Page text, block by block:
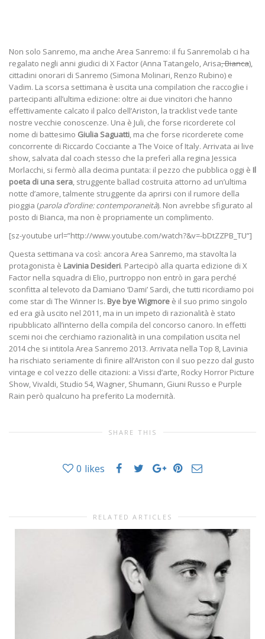
Non solo Sanremo, ma anche Area Sanremo: il fu Sanremolab ci ha
regalato negli anni giudici di X Factor (Anna Tatangelo, Arisa, Bianca),
cittadini onorari di Sanremo (Simona Molinari, Renzo Rubino) e
Vadim. La scorsa settimana è uscita una compilation che raccoglie i
partecipanti all’ultima edizione: oltre ai due vincitori che hanno
effettivamente calcato il palco dell’Ariston, la tracklist vede tante
nostre vecchie conoscenze. Una è Juli, che forse ricorderete col
nome di battesimo Giulia Saguatti, ma che forse ricorderete come
concorrente di Riccardo Cocciante a The Voice of Italy. Arrivata ai live
show, salvata dal coach stesso che la preferì alla regina Jessica
Morlacchi, si fermò alla decima puntata: il pezzo che pubblica oggi è Il
poeta di una sera, struggente ballad costruita attorno ad un’ultima
notte d’amore, talmente struggente da aprirsi con il rumore della
pioggia (parola d’ordine: contemporaneità). Non avrebbe sfigurato al
posto di Bianca, ma non è propriamente un complimento.
[sz-youtube url=”http://www.youtube.com/watch?&v=-bDtZZPB_TU”]
Questa settimana va così: ancora Area Sanremo, ma stavolta la
protagonista è Lavinia Desideri. Partecipò alla quarta edizione di X
Factor nella squadra di Elio, purtroppo non entrò in gara perché
sconfitta al televoto da Damiano ‘Dami’ Sardi, che tutti ricordiamo poi
come star di The Winner Is. Bye bye Wigmore è il suo primo singolo
ed era già uscito nel 2011, ma in un impeto di razionalità è stato
ripubblicato all’interno della compila del concorso canoro. In effetti
scemi noi che cerchiamo razionalità in una compilation uscita nel
2014 che si intitola Area Sanremo 2013. Arrivata nella Top 8, Lavinia
ha rischiato seriamente di finire all’Ariston con il suo pezzo dal gusto
vintage e col vezzo delle citazioni: a Vissi d’arte, Rocky Horror Picture
Show, Vivaldi, Studio 54, Wagner, Shumann, Giuni Russo e Purple
Rain però qualcuno ha preferito La modernità.
SHARE THIS
0 likes
RELATED ARTICLES